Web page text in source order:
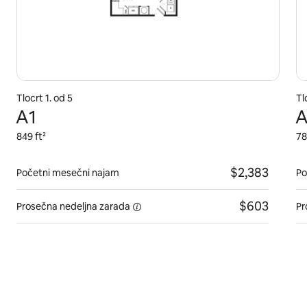
Tlocrt 1. od 5
A1
849 ft²
Početni mesečni najam $2,383
Prosečna nedeljna zarada $603